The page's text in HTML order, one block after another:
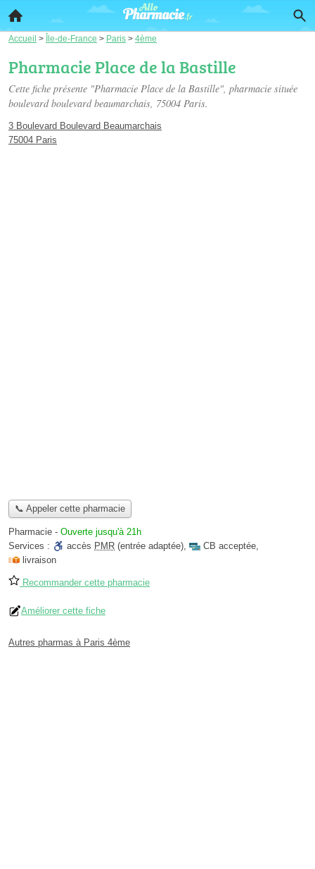
Accueil > Île-de-France > Paris > 4ème
Pharmacie Place de la Bastille
Cette fiche présente "Pharmacie Place de la Bastille", pharmacie située
boulevard boulevard beaumarchais, 75004 Paris.
3 Boulevard Boulevard Beaumarchais
75004 Paris
📞 Appeler cette pharmacie
Pharmacie - Ouverte jusqu'à 21h
Services :
accès PMR (entrée adaptée), CB acceptée,
livraison
Recommander cette pharmacie
Améliorer cette fiche
Autres pharmas à Paris 4ème